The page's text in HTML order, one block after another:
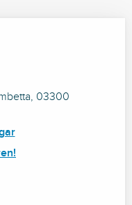
03300